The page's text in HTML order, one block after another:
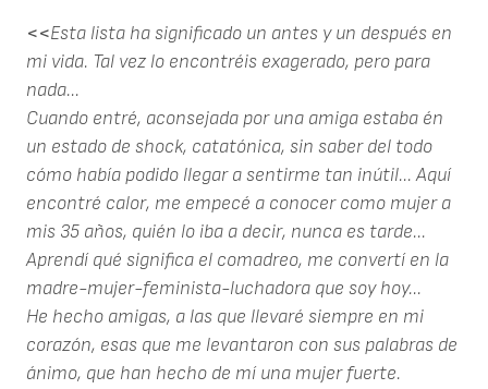
<<Esta lista ha significado un antes y un después en
mi vida. Tal vez lo encontréis exagerado, pero para
nada...
Cuando entré, aconsejada por una amiga estaba én
un estado de shock, catatónica, sin saber del todo
cómo había podido llegar a sentirme tan inútil... Aquí
encontré calor, me empecé a conocer como mujer a
mis 35 años, quién lo iba a decir, nunca es tarde...
Aprendí qué significa el comadreo, me convertí en la
madre-mujer-feminista-luchadora que soy hoy...
He hecho amigas, a las que llevaré siempre en mi
corazón, esas que me levantaron con sus palabras de
ánimo, que han hecho de mí una mujer fuerte.